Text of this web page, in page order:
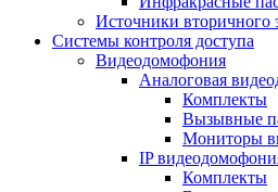
Источники вторичного
Системы контроля доступа
Видеодомофония
Аналоговая
Комплекты
Вызывные
Мониторы
IP
Комплекты